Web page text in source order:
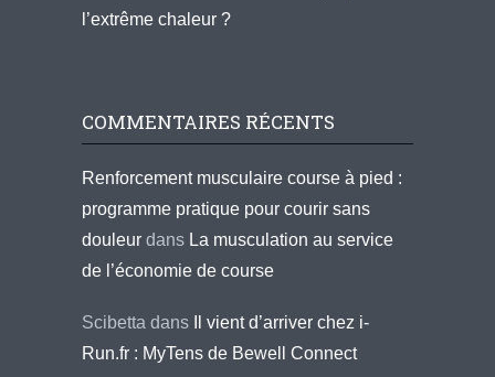
l’extrême chaleur ?
COMMENTAIRES RÉCENTS
Renforcement musculaire course à pied :
programme pratique pour courir sans
douleur dans La musculation au service
de l’économie de course
Scibetta dans
Il vient d’arriver chez i-
Run.fr : MyTens de Bewell Connect